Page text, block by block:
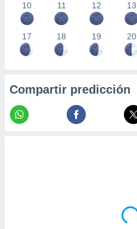
10 11 12 13
17 18 19 20
Compartir predicción